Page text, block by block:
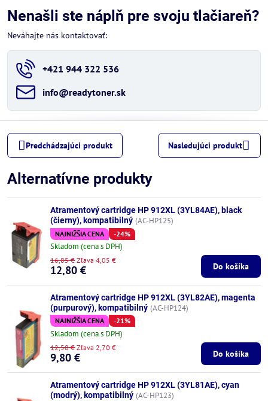
Nenašli ste náplň pre svoju tlačiareň?
Neváhajte nás kontaktovať:
+421 944 322 536
info​@readytoner​.sk
Predchádzajúci produkt Nasledujúci produkt
Alternatívne produkty
Atramentový cartridge HP 912XL (3YL84AE), black
(čierny), kompatibilný (AC-HP125)
NAJNIŽŠIA CENA -24%
Skladom (cena s DPH)
12,80 €
16,85 € Zľava 4,05 €
Do košíka
Atramentový cartridge HP 912XL (3YL82AE), magenta
(purpurový), kompatibilný (AC-HP124)
NAJNIŽŠIA CENA -21%
Skladom (cena s DPH)
9,80 €
12,50 € Zľava 2,70 €
Do košíka
Atramentový cartridge HP 912XL (3YL81AE), cyan
(modrý), kompatibilný (AC-HP123)